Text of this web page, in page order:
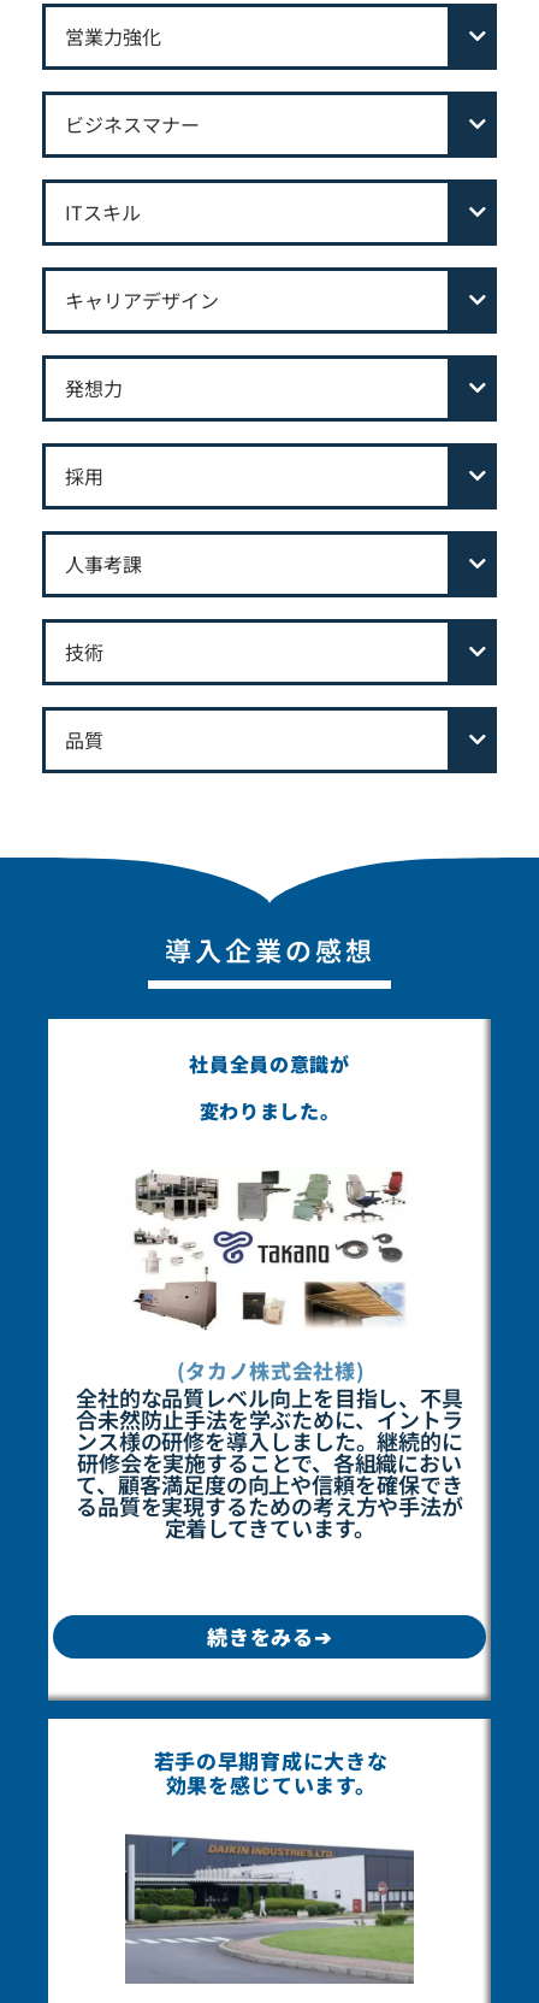
営業力強化
ビジネスマナー
ITスキル
キャリアデザイン
発想力
採用
人事考課
技術
品質
導入企業の感想
社員全員の意識が
変わりました。
(タカノ株式会社様)
全社的な品質レベル向上を目指し、不具
合未然防止手法を学ぶために、イントラ
ンス様の研修を導入しました。継続的に
研修会を実施することで、各組織におい
て、顧客満足度の向上や信頼を確保でき
る品質を実現するための考え方や手法が
定着してきています。
続きをみる➔
若手の早期育成に大きな
効果を感じています。